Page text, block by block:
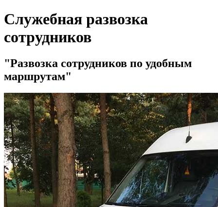
Служебная развозка
сотрудников
Развозка сотрудников по удобным
маршрутам